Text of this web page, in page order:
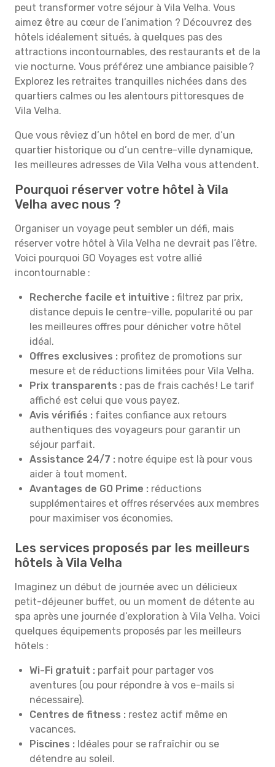
peut transformer votre séjour à Vila Velha. Vous
aimez être au cœur de l’animation ? Découvrez des
hôtels idéalement situés, à quelques pas des
attractions incontournables, des restaurants et de la
vie nocturne. Vous préférez une ambiance paisible ?
Explorez les retraites tranquilles nichées dans des
quartiers calmes ou les alentours pittoresques de
Vila Velha.
Que vous rêviez d’un hôtel en bord de mer, d’un
quartier historique ou d’un centre-ville dynamique,
les meilleures adresses de Vila Velha vous attendent.
Pourquoi réserver votre hôtel à Vila
Velha avec nous ?
Organiser un voyage peut sembler un défi, mais
réserver votre hôtel à Vila Velha ne devrait pas l’être.
Voici pourquoi GO Voyages est votre allié
incontournable :
Recherche facile et intuitive : filtrez par prix,
distance depuis le centre-ville, popularité ou par
les meilleures offres pour dénicher votre hôtel
idéal.
Offres exclusives : profitez de promotions sur
mesure et de réductions limitées pour Vila Velha.
Prix transparents : pas de frais cachés ! Le tarif
affiché est celui que vous payez.
Avis vérifiés : faites confiance aux retours
authentiques des voyageurs pour garantir un
séjour parfait.
Assistance 24/7 : notre équipe est là pour vous
aider à tout moment.
Avantages de GO Prime : réductions
supplémentaires et offres réservées aux membres
pour maximiser vos économies.
Les services proposés par les meilleurs
hôtels à Vila Velha
Imaginez un début de journée avec un délicieux
petit-déjeuner buffet, ou un moment de détente au
spa après une journée d’exploration à Vila Velha. Voici
quelques équipements proposés par les meilleurs
hôtels :
Wi-Fi gratuit : parfait pour partager vos
aventures (ou pour répondre à vos e-mails si
nécessaire).
Centres de fitness : restez actif même en
vacances.
Piscines : Idéales pour se rafraîchir ou se
détendre au soleil.